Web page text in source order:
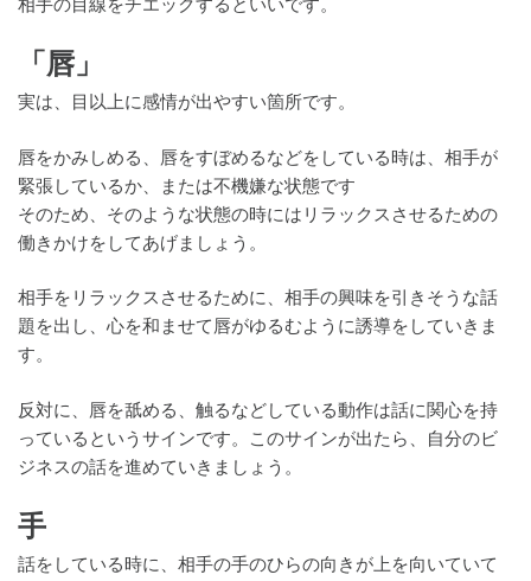
相手の目線をチエックするといいです。
「唇」
実は、目以上に感情が出やすい箇所です。
唇をかみしめる、唇をすぼめるなどをしている時は、相手が
緊張しているか、または不機嫌な状態です
そのため、そのような状態の時にはリラックスさせるための
働きかけをしてあげましょう。
相手をリラックスさせるために、相手の興味を引きそうな話
題を出し、心を和ませて唇がゆるむように誘導をしていきま
す。
反対に、唇を舐める、触るなどしている動作は話に関心を持
っているというサインです。このサインが出たら、自分のビ
ジネスの話を進めていきましょう。
手
話をしている時に、相手の手のひらの向きが上を向いていて